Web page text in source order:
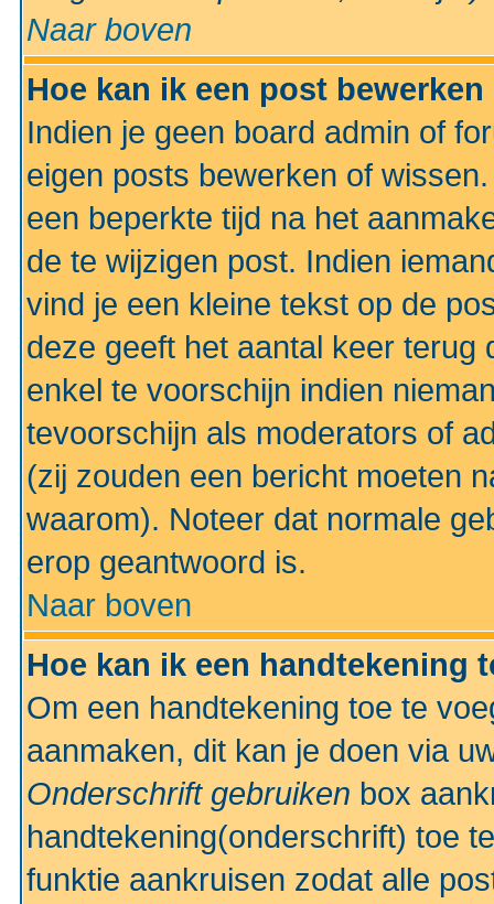
Naar boven
Hoe kan ik een post
Indien je geen board admin of
eigen posts bewerken of
een beperkte tijd na het
de te wijzigen post. Indien
vind je een kleine tekst op de
deze geeft het aantal keer terug
enkel te voorschijn indien
tevoorschijn als moderators of
(zij zouden een bericht moeten
waarom). Noteer dat normale
erop geantwoord is.
Naar boven
Hoe kan ik een handtekening
Om een handtekening toe te
aanmaken, dit kan je doen via
Onderschrift gebruiken box
handtekening(onderschrift) toe
funktie aankruisen zodat alle